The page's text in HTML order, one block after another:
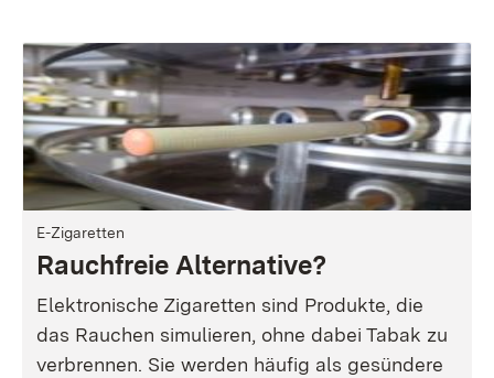
E-Zigaretten
Rauchfreie Alternative?
Elektronische Zigaretten sind Produkte, die
das Rauchen simulieren, ohne dabei Tabak zu
verbrennen. Sie werden häufig als gesündere